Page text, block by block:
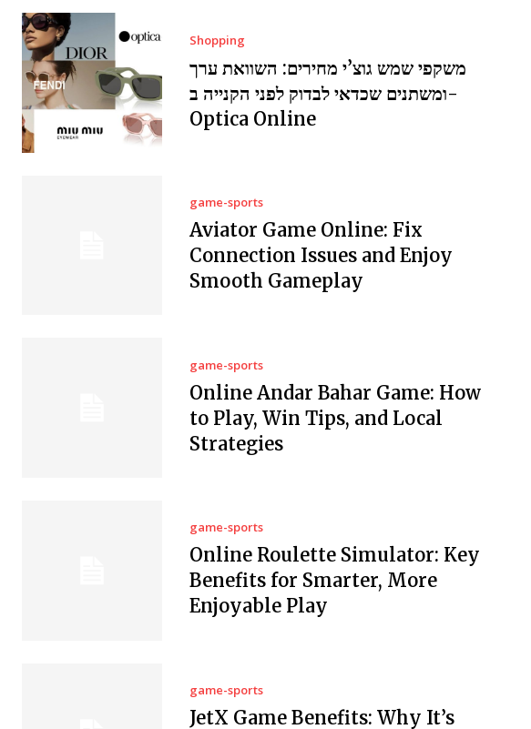
Shopping
משקפי שמש גוצ’י מחירים: השוואת ערך
ומשתנים שכדאי לבדוק לפני הקנייה ב-
Optica Online
game-sports
Aviator Game Online: Fix
Connection Issues and Enjoy
Smooth Gameplay
game-sports
Online Andar Bahar Game: How
to Play, Win Tips, and Local
Strategies
game-sports
Online Roulette Simulator: Key
Benefits for Smarter, More
Enjoyable Play
game-sports
JetX Game Benefits: Why It’s